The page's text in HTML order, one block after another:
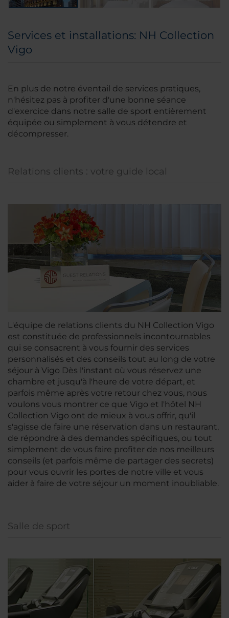
Services et installations: NH Collection
Vigo
En plus de notre éventail de services pratiques,
n'hésitez pas à profiter d'une bonne séance
d'exercice dans notre salle de sport entièrement
équipée ou simplement à vous détendre et
décompresser.
Relations clients : votre guide local
L'équipe de relations clients du NH Collection Vigo
est constituée de professionnels incontournables
qui se consacrent à vous fournir des services
personnalisés et des conseils tout au long de votre
séjour à Vigo Dès l'instant où vous réservez une
chambre et jusqu'à l'heure de votre départ, et
parfois même après votre retour chez vous, nous
voulons vous montrer ce que Vigo et l'hôtel NH
Collection Vigo ont de mieux à vous offrir, qu'il
s'agisse de faire une réservation dans un restaurant,
de répondre à des demandes spécifiques, ou tout
simplement de vous faire profiter de nos meilleurs
conseils (et parfois même de partager des secrets)
pour vous ouvrir les portes de notre ville et vous
aider à faire de votre séjour un moment inoubliable.
Salle de sport